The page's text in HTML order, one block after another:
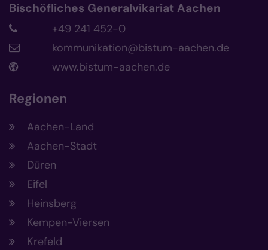
Bischöfliches Generalvikariat Aachen
+49 241 452-0
kommunikation@bistum-aachen.de
www.bistum-aachen.de
Regionen
Aachen-Land
Aachen-Stadt
Düren
Eifel
Heinsberg
Kempen-Viersen
Krefeld